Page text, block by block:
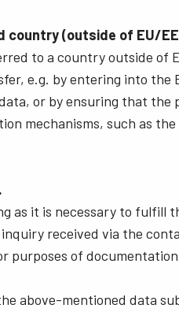
country (outside of EU/
to a country outside of
e.g. by entering into the
or by ensuring that the
mechanisms, such as
as it is necessary to fulfill
received via the
purposes of
above-mentioned data